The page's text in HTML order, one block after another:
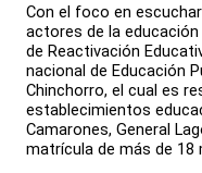
Con el foco en
actores de la
de Reactivación
nacional de Educación
Chinchorro, el cual es
establecimientos
Camarones, General
matrícula de más de